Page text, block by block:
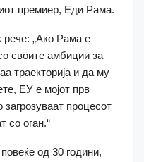
премиер, Еди Рама.
рече: „Ако Рама е
своите амбиции за
траекторија и да му
ЕУ е мојот прв
процесот
со оган.“
од 30 години,